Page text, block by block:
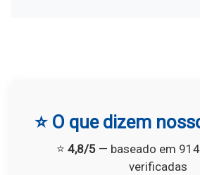
⭐ O que dizem
⭐ 4,8/5 — baseado em
verificadas